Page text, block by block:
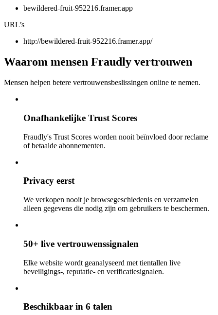
bewildered-fruit-952216.framer.app
URL’s
http://bewildered-fruit-952216.framer.app/
Waarom mensen Fraudly vertrouwen
Mensen helpen betere vertrouwensbeslissingen online te nemen.
Onafhankelijke Trust Scores
Fraudly's Trust Scores worden nooit beïnvloed door reclame
of betaalde abonnementen.
Privacy eerst
We verkopen nooit je browsegeschiedenis en verzamelen
alleen gegevens die nodig zijn om gebruikers te beschermen.
50+ live vertrouwenssignalen
Elke website wordt geanalyseerd met tientallen live
beveiligings-, reputatie- en verificatiesignalen.
Beschikbaar in 6 talen